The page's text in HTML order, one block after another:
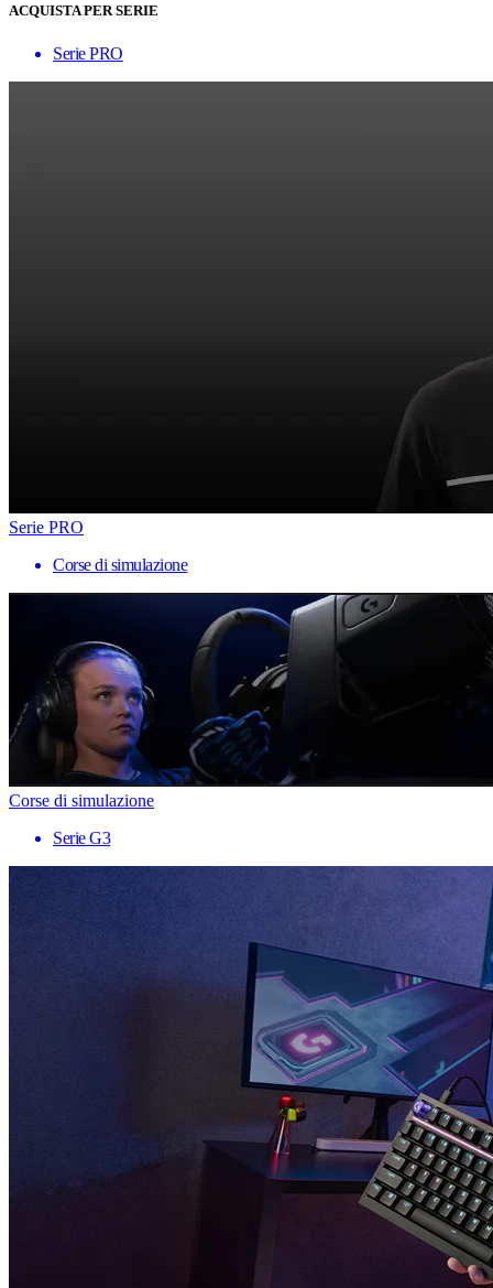
ACQUISTA PER SERIE
Serie PRO
Serie PRO
Corse di simulazione
Corse di simulazione
Serie G3